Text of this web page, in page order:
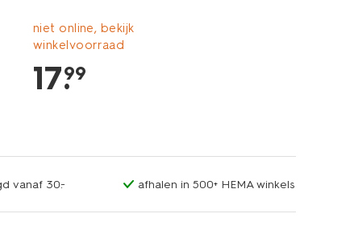
niet online, bekijk
winkelvoorraad
17.
99
vanaf 30.- afhalen in 500+ HEMA winkels